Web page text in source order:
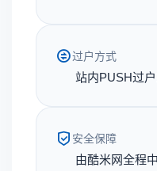
过户方式
站内PUSH过
安全保障
由酷米网全程